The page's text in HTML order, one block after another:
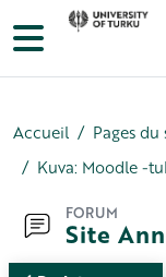
Passer au contenu
Panneau latéral
Accueil Pages du
FORUM
Site